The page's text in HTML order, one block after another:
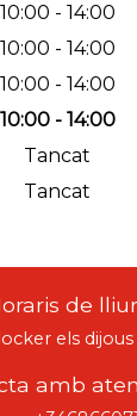
10:00 - 14:00
10:00 - 14:00
10:00 - 14:00
10:00 - 14:00
Tancat
Tancat
de
els
amb